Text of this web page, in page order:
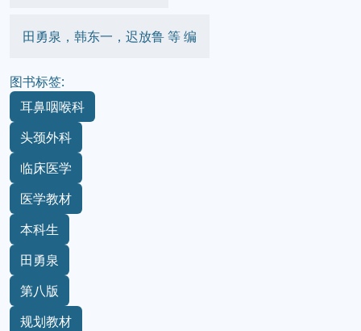
田勇泉，韩东一，迟放鲁 等 编
图书标签:
耳鼻咽喉科
头颈外科
临床医学
医学教材
本科生
田勇泉
第八版
规划教材